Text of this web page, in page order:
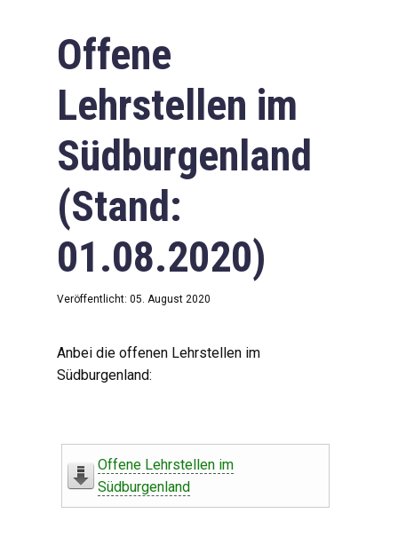
Offene
Lehrstellen im
Südburgenland
(Stand:
01.08.2020)
Veröffentlicht: 05. August 2020
Anbei die offenen Lehrstellen im
Südburgenland:
Offene Lehrstellen im
Südburgenland